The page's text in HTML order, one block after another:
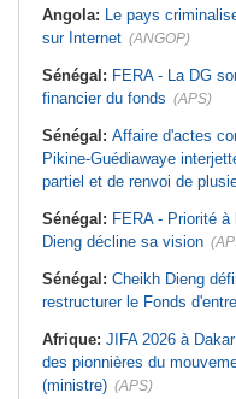
Angola: Le pays
sur Internet (ANGOP)
Sénégal: FERA - La DG
financier du fonds (APS)
Sénégal: Affaire d'actes
Pikine-Guédiawaye
partiel et de renvoi de
Sénégal: FERA - Priorité
Dieng décline sa vision
Sénégal: Cheikh Dieng
restructurer le Fonds
Afrique: JIFA 2026 à
des pionnières du
(ministre) (APS)